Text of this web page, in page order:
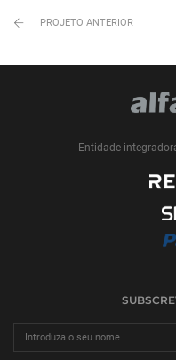
PROJETO ANTERIOR
Entidade